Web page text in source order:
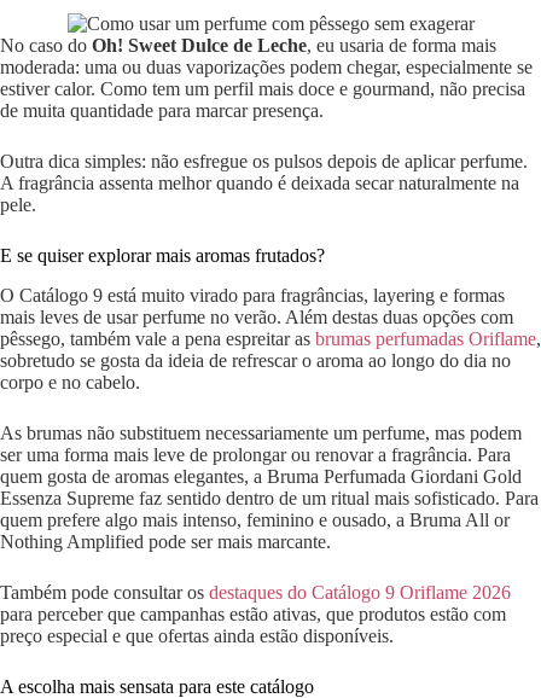
No caso do Oh! Sweet Dulce de Leche, eu usaria de forma mais
moderada: uma ou duas vaporizações podem chegar, especialmente se
estiver calor. Como tem um perfil mais doce e gourmand, não precisa
de muita quantidade para marcar presença.
Outra dica simples: não esfregue os pulsos depois de aplicar perfume.
A fragrância assenta melhor quando é deixada secar naturalmente na
pele.
E se quiser explorar mais aromas frutados?
O Catálogo 9 está muito virado para fragrâncias, layering e formas
mais leves de usar perfume no verão. Além destas duas opções com
pêssego, também vale a pena espreitar as brumas perfumadas Oriflame,
sobretudo se gosta da ideia de refrescar o aroma ao longo do dia no
corpo e no cabelo.
As brumas não substituem necessariamente um perfume, mas podem
ser uma forma mais leve de prolongar ou renovar a fragrância. Para
quem gosta de aromas elegantes, a Bruma Perfumada Giordani Gold
Essenza Supreme faz sentido dentro de um ritual mais sofisticado. Para
quem prefere algo mais intenso, feminino e ousado, a Bruma All or
Nothing Amplified pode ser mais marcante.
Também pode consultar os destaques do Catálogo 9 Oriflame 2026
para perceber que campanhas estão ativas, que produtos estão com
preço especial e que ofertas ainda estão disponíveis.
A escolha mais sensata para este catálogo